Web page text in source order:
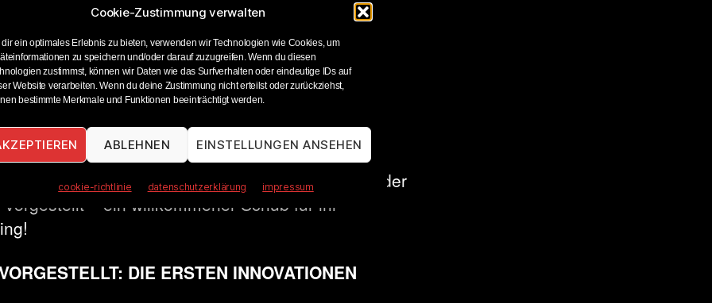
Cookie-Zustimmung verwalten
dir ein optimales Erlebnis zu bieten, verwenden wir Technologien wie Cookies, um
zu speichern und/oder darauf zuzugreifen. Wenn du diesen
zustimmst, können wir Daten wie das Surfverhalten oder eindeutige IDs auf
Website verarbeiten. Wenn du deine Zustimmung nicht erteilst oder zurückziehst,
bestimmte Merkmale und Funktionen beeinträchtigt werden.
ABLEHNEN EINSTELLUNGEN ANSEHEN
cookie-richtlinie datenschutzerklärung impressum
prüft die eingereichten Produkte im Laufe des
drei Vorauswahl-Sessions. Die erste dieser
wurde Ende Mai abgehalten. Dabei nahm die
innovative Produkte aus allen Bereichen des
unter die Lupe. Bewerbungsschluss für die
Runde ist der 21. Oktober 2022. Die
findet im Januar 2023 statt. Die Gewinner
in der Folge auf Messen, Veranstaltungen und in der
vorgestellt – ein willkommener Schub für ihr
DIE ERSTEN INNOVATIONEN